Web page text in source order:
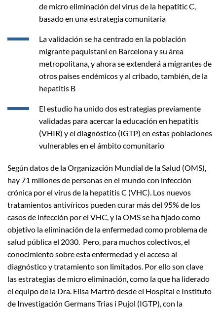
de micro eliminación del virus de la hepatitic C,
basado en una estrategia comunitaria
La validación se ha centrado en la población
migrante paquistaní en Barcelona y su área
metropolitana, y ahora se extenderá a migrantes de
otros países endémicos y al cribado, también, de la
hepatitis B
El estudio ha unido dos estrategias previamente
validadas para acercar la educación en hepatitis
(VHIR) y el diagnóstico (IGTP) en estas poblaciones
vulnerables en el ámbito comunitario
Según datos de la Organización Mundial de la Salud (OMS),
hay 71 millones de personas en el mundo con infección
crónica por el virus de la hepatitis C (VHC). Los nuevos
tratamientos antivíricos pueden curar más del 95% de los
casos de infección por el VHC, y la OMS se ha fijado como
objetivo la eliminación de la enfermedad como problema de
salud pública el 2030. Pero, para muchos colectivos, el
conocimiento sobre esta enfermedad y el acceso al
diagnóstico y tratamiento son limitados. Por ello son clave
las estrategias de micro eliminación, como la que ha liderado
el equipo de la Dra. Elisa Martró desde el Hospital e Instituto
de Investigación Germans Trias i Pujol (IGTP), con la